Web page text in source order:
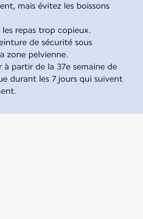
mais évitez les boissons
repas trop copieux.
de sécurité sous
zone pelvienne.
à partir de la 37e semaine de
durant les 7 jours qui suivent